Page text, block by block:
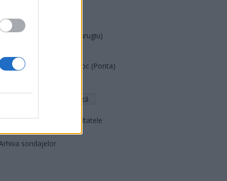
PNCR (Terheș)
Partidul Patrioților (Surugiu)
România pe Primul Loc (Ponta)
Arată rezultatele
sondajelor